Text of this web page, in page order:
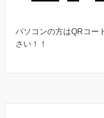
パソコンの方はQRコー
さい！！